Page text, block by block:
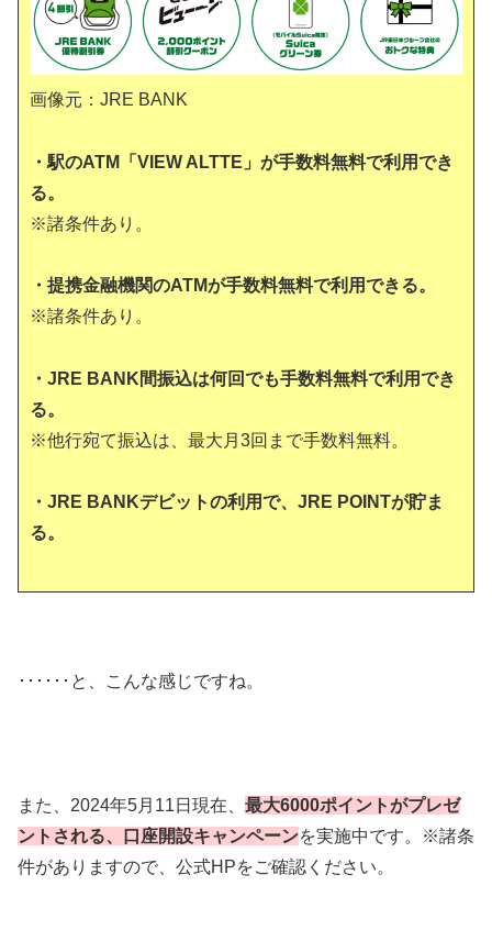
画像元：JRE BANK
・駅のATM「VIEW ALTTE」が手数料無料で利用でき
る。
※諸条件あり。
・提携金融機関のATMが手数料無料で利用できる。
※諸条件あり。
・JRE BANK間振込は何回でも手数料無料で利用でき
る。
※他行宛て振込は、最大月3回まで手数料無料。
・JRE BANKデビットの利用で、JRE POINTが貯ま
る。
･･････と、こんな感じですね。
また、2024年5月11日現在、 最大6000ポイントがプレゼ
ントされる、口座開設キャンペーンを実施中です。※諸条
件がありますので、公式HPをご確認ください。